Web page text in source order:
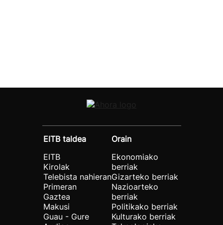
EITB taldea
EITB
Kirolak
Telebista nahieran
Primeran
Gaztea
Makusi
Guau - Gure
Orain
Ekonomiako
berriak
Gizarteko berriak
Nazioarteko
berriak
Politikako berriak
Kulturako berriak